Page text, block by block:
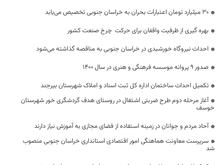
۳۰ میلیارد تومان اعتبارات بحران به خراسان جنوبی تخصیص می‌یابد
بهره گیری از ظرفیت واقفان برای حرکت چرخ صنعت کشور
احداث نیروگاه خورشیدی در خراسان جنوبی به مناقصه گذاشته می‌شود
صدور 9 پروانه موسسه فرهنگی و هنری در سال 1400
تکمیل احداث ساختمان اداره کل ثبت اسناد و املاک شهرستان بیرجند
آغاز مرحله دوم طرح ضربتی اشتغال در روستای هدف گردشگری خور شهرستان
خوسف
آحاد مردم و جوانان در زمینه استفاده از فضای مجازی به آموزش نیاز دارند
سرپرست معاونت هماهنگی امور اقتصادی استانداری خراسان جنوبی منصوب
شد